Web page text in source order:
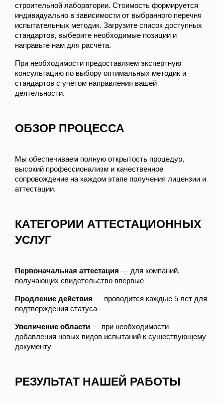
строительной лаборатории. Стоимость формируется
индивидуально в зависимости от выбранного перечня
испытательных методик. Загрузите список доступных
стандартов, выберите необходимые позиции и
направьте нам для расчёта.
При необходимости предоставляем экспертную
консультацию по выбору оптимальных методик и
стандартов с учётом направления вашей
деятельности.
ОБЗОР ПРОЦЕССА
Мы обеспечиваем полную открытость процедур,
высокий профессионализм и качественное
сопровождение на каждом этапе получения лицензии и
аттестации.
КАТЕГОРИИ АТТЕСТАЦИОННЫХ
УСЛУГ
Первоначальная аттестация — для компаний,
получающих свидетельство впервые
Продление действия — проводится каждые 5 лет для
подтверждения статуса
Увеличение области — при необходимости
добавления новых видов испытаний к существующему
документу
РЕЗУЛЬТАТ НАШЕЙ РАБОТЫ